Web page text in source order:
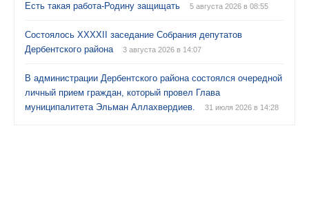
Есть такая работа-Родину защищать 5 августа 2026 в 08:55
Состоялось XXXXII заседание Собрания депутатов
Дербентского района
3 августа 2026 в 14:07
В администрации Дербентского района состоялся очередной
личный прием граждан, который провел Глава
муниципалитета Эльман Аллахвердиев.
31 июля 2026 в 14:28